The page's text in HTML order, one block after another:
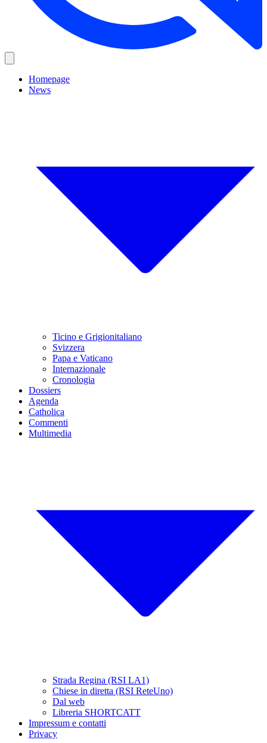
Homepage
News
Ticino e Grigionitaliano
Svizzera
Papa e Vaticano
Internazionale
Cronologia
Dossiers
Agenda
Catholica
Commenti
Multimedia
Strada Regina (RSI LA1)
Chiese in diretta (RSI ReteUno)
Dal web
Libreria SHORTCATT
Impressum e contatti
Privacy